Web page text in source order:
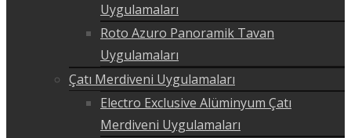
Uygulamaları
Roto Azuro Panoramik Tavan
Uygulamaları
Çatı Merdiveni Uygulamaları
Electro Exclusive Alüminyum Çatı
Merdiveni Uygulamaları